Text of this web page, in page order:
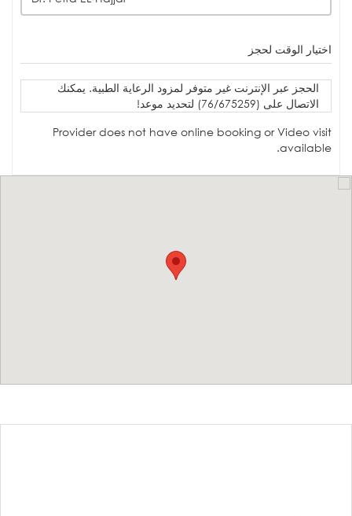
اختيار الوقت لحجز
الحجز عبر الإنترنت غير متوفر لمزود الرعاية الطبية. يمكنك
الاتصال على (76/675259) لتحديد موعد!
Provider does not have online booking or Video visit
available.